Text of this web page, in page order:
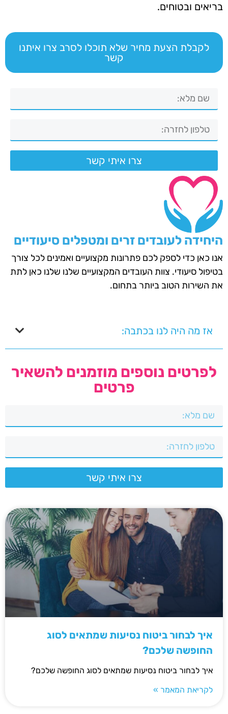
בריאים ובטוחים.
לקבלת הצעת מחיר שלא תוכלו לסרב צרו איתנו
קשר
צרו איתי קשר
היחידה לעובדים זרים ומטפלים סיעודיים
אנו כאן כדי לספק לכם פתרונות מקצועיים ואמינים לכל צורך
בטיפול סיעודי. צוות העובדים המקצועיים שלנו שלנו כאן לתת
את השירות הטוב ביותר בתחום.
אז מה היה לנו בכתבה:
לפרטים נוספים מוזמנים להשאיר
פרטים
צרו איתי קשר
איך לבחור ביטוח נסיעות שמתאים לסוג
החופשה שלכם?
איך לבחור ביטוח נסיעות שמתאים לסוג החופשה שלכם?
לקריאת המאמר »